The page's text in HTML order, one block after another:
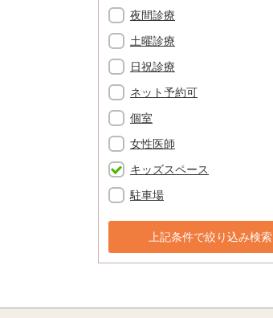
夜間診療
土曜診療
日祝診療
ネット予約可
個室
女性医師
キッズスペース
駐車場
上記条件で絞り込み検索